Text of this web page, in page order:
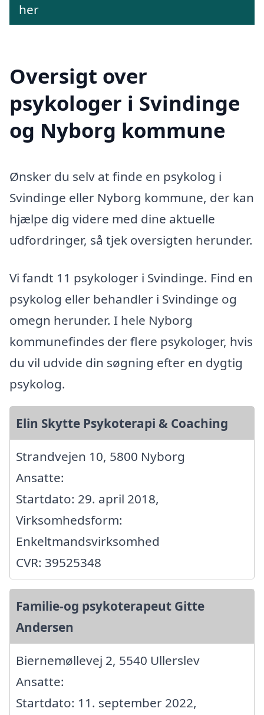
her
Oversigt over
psykologer i Svindinge
og Nyborg kommune
Ønsker du selv at finde en psykolog i
Svindinge eller Nyborg kommune, der kan
hjælpe dig videre med dine aktuelle
udfordringer, så tjek oversigten herunder.
Vi fandt 11 psykologer i Svindinge. Find en
psykolog eller behandler i Svindinge og
omegn herunder. I hele Nyborg
kommunefindes der flere psykologer, hvis
du vil udvide din søgning efter en dygtig
psykolog.
Elin Skytte Psykoterapi & Coaching
Strandvejen 10, 5800 Nyborg
Ansatte:
Startdato: 29. april 2018,
Virksomhedsform:
Enkeltmandsvirksomhed
CVR: 39525348
Familie-og psykoterapeut Gitte
Andersen
Biernemøllevej 2, 5540 Ullerslev
Ansatte:
Startdato: 11. september 2022,